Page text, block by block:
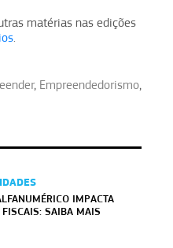
matérias nas edições
, Empreendedorismo,
IMPACTA
FISCAIS: SAIBA MAIS